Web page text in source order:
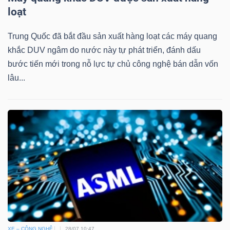
loạt
Trung Quốc đã bắt đầu sản xuất hàng loạt các máy quang
khắc DUV ngâm do nước này tự phát triển, đánh dấu
bước tiến mới trong nỗ lực tự chủ công nghệ bán dẫn vốn
lâu...
XE – CÔNG NGHỆ 28/07 10:47
Dữ
liệu
tài